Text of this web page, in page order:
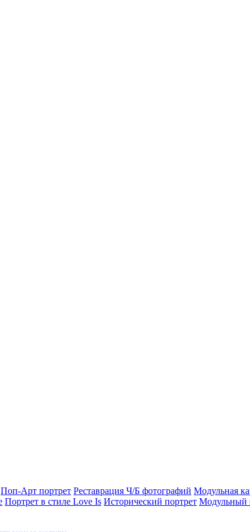
Поп-Арт портрет Реставрация Ч/Б фотографий Модульная
Портрет в стиле Love Is Исторический портрет Модульный